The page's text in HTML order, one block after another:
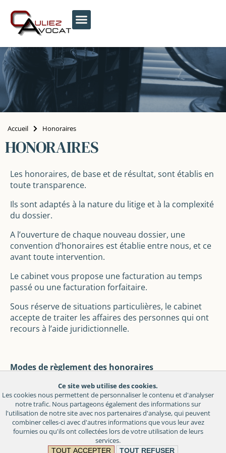
Accueil Honoraires
HONORAIRES
Les honoraires, de base et de résultat, sont établis en
toute transparence.
Ils sont adaptés à la nature du litige et à la complexité
du dossier.
A l’ouverture de chaque nouveau dossier, une
convention d’honoraires est établie entre nous, et ce
avant toute intervention.
Le cabinet vous propose une facturation au temps
passé ou une facturation forfaitaire.
Sous réserve de situations particulières, le cabinet
accepte de traiter les affaires des personnes qui ont
recours à l’aide juridictionnelle.
Modes de règlement des honoraires
Le Cabinet accepte le paiement par chèque, virement,
espèces contre quittance.
Ce site web utilise des cookies.
Les cookies nous permettent de personnaliser le contenu et d'analyser
notre trafic. Nous partageons également des informations sur
l'utilisation de notre site avec nos partenaires d'analyse, qui peuvent
combiner celles-ci avec d'autres informations que vous leur avez
fournies ou qu'ils ont collectées lors de votre utilisation de leurs
services.
TOUT ACCEPTER TOUT REFUSER
GÉRER VOS COOKIES